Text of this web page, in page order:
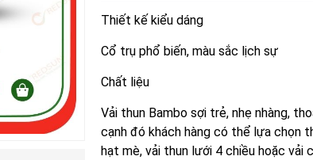
Thiết kế kiểu dáng
Cổ trụ phổ biến, màu sắc lịch sự
Chất liệu
Vải thun Bambo sợi trẻ, nhẹ nhàng,
cạnh đó khách hàng có thể lựa chọn
hạt mè, vải thun lưới 4 chiều hoặc vải